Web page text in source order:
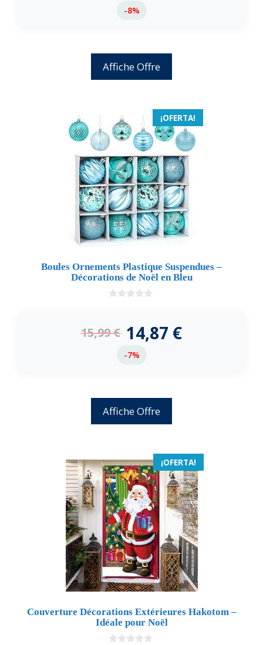
-8%
Affiche Offre
¡OFERTA!
Boules Ornements Plastique Suspendues –
Décorations de Noël en Bleu
5
15,99€ 14,87 €
-7%
Affiche Offre
¡OFERTA!
Couverture Décorations Extérieures Hakotom –
Idéale pour Noël